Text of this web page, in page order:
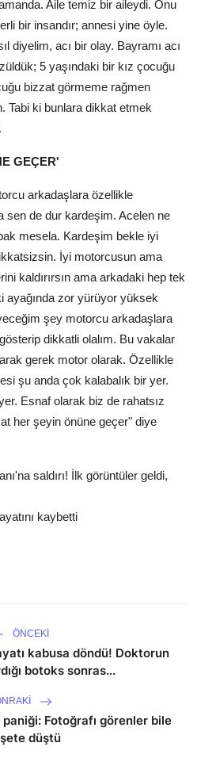
Aile temiz bir aileydi. Onu
bir insandır; annesi yine öyle.
diyelim, acı bir olay. Bayramı acı
5 yaşındaki bir kız çocuğu
bizzat görmeme rağmen
Tabi ki bunlara dikkat etmek
GEÇER'
arkadaşlara özellikle
sen de dur kardeşim. Acelen ne
mesela. Kardeşim bekle iyi
İyi motorcusun ama
kaldırırsın ama arkadaki hep tek
zor yürüyor yüksek
şey motorcu arkadaşlara
dikkatli olalım. Bu vakalar
gerek motor olarak. Özellikle
şu anda çok kalabalık bir yer.
Esnaf olarak biz de rahatsız
her şeyin önüne geçer" diye
saldırı! İlk görüntüler geldi,
kaybetti
ÖNCEKI
kabusa döndü! Doktorun
botoks sonras...
paniği: Fotoğrafı görenler bile
düştü